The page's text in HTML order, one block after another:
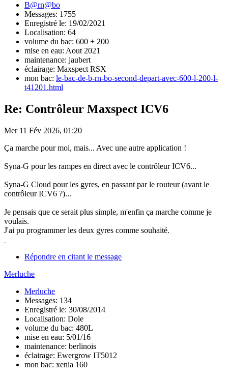
B@rn@bo
Messages: 1755
Enregistré le: 19/02/2021
Localisation: 64
volume du bac: 600 + 200
mise en eau: Aout 2021
maintenance: jaubert
éclairage: Maxspect RSX
mon bac: le-bac-de-b-rn-bo-second-depart-avec-600-l-200-l-
t41201.html
Re: Contrôleur Maxspect ICV6
Mer 11 Fév 2026, 01:20
Ça marche pour moi, mais... Avec une autre application !
Syna-G pour les rampes en direct avec le contrôleur ICV6...
Syna-G Cloud pour les gyres, en passant par le routeur (avant le
contrôleur ICV6 ?)...
Je pensais que ce serait plus simple, m'enfin ça marche comme je
voulais.
J'ai pu programmer les deux gyres comme souhaité.
Répondre en citant le message
Merluche
Merluche
Messages: 134
Enregistré le: 30/08/2014
Localisation: Dole
volume du bac: 480L
mise en eau: 5/01/16
maintenance: berlinois
éclairage: Ewergrow IT5012
mon bac: xenia 160